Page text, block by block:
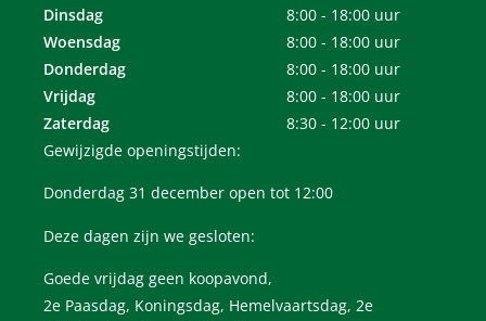
Dinsdag
8:00 - 18:00 uur
Woensdag
8:00 - 18:00 uur
Donderdag
8:00 - 18:00 uur
Vrijdag
8:00 - 18:00 uur
Zaterdag
8:30 - 12:00 uur
Gewijzigde openingstijden:
Donderdag 31 december open tot 12:00
Deze dagen zijn we gesloten:
Goede vrijdag geen koopavond,
2e Paasdag, Koningsdag, Hemelvaartsdag, 2e